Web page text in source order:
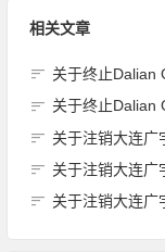
相关文章
关于终止Dalian Guangyu
关于终止Dalian Guangyu
关于注销大连广
关于注销大连广
关于注销大连广